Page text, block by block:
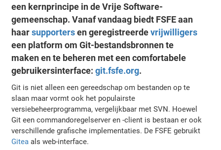
een kernprincipe in de Vrije Software-
gemeenschap. Vanaf vandaag biedt FSFE aan
haarsupportersen geregistreerdevrijwilligers
een platform om Git-bestandsbronnen te
maken en te beheren met een comfortabele
gebruikersinterface:git.fsfe.org.
Git is niet alleen een gereedschap om bestanden op te
slaan maar vormt ook het populairste
versiebeheerprogramma, vergelijkbaar met SVN. Hoewel
Git een commandoregelserver en -client is bestaan er ook
verschillende grafische implementaties. De FSFE gebruikt
Gitea als web-interface.